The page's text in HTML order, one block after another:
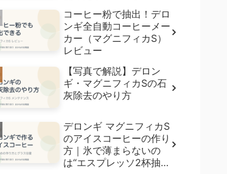
コーヒー粉で抽出！デロ
ンギ全自動コーヒーメー
カー（マグニフィカS）
レビュー
【写真で解説】デロン
ギ・マグニフィカSの石
灰除去のやり方
デロンギ マグニフィカS
のアイスコーヒーの作り
方｜氷で薄まらないの
は“エスプレッソ2杯抽